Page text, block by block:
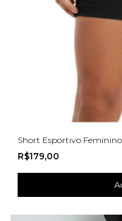
Short Esportivo
R$179,00